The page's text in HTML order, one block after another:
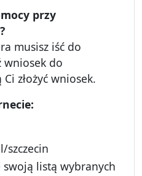
przy
musisz iść do
wniosek do
złożyć wniosek.
szczecin
swoją listą wybranych